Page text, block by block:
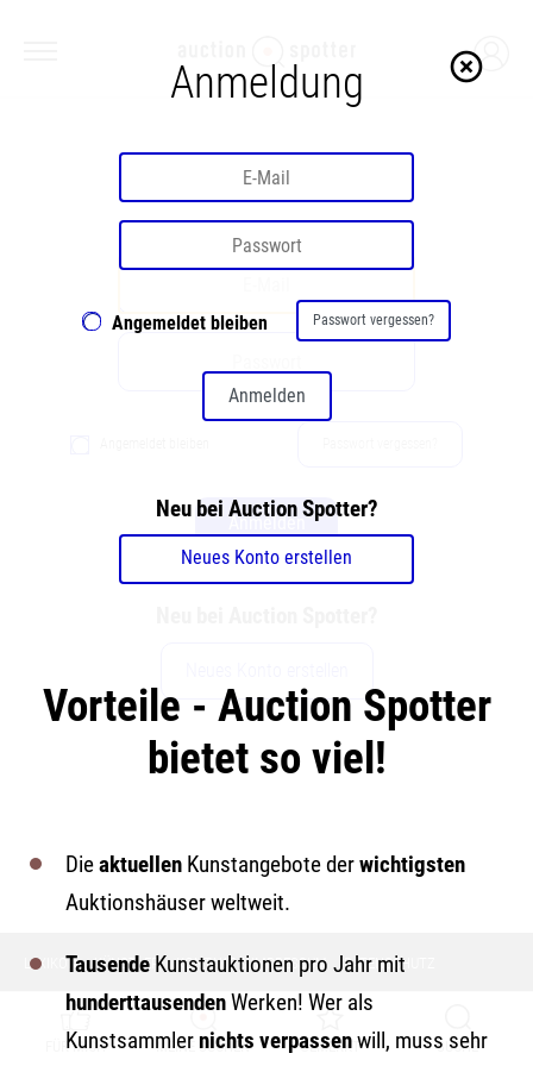
highlight_off
Anmeldung
Angemeldet bleiben Passwort vergessen?
Anmelden
Neu bei Auction Spotter?
Neues Konto erstellen
Vorteile - Auction Spotter
bietet so viel!
Dieaktuellen Kunstangebote derwichtigsten
Auktionshäuser weltweit.
Tausende Kunstauktionen pro Jahr mit
hunderttausendenWerken! Wer als
Kunstsammlernichts verpassenwill, muss sehr
Willkommen
Anmelden
LEXIKON KÜNSTLER KONTAKT & IMPRESSUM DATENSCHUTZ
FÜR MICH MEINE SUCHEN GEMERKT SUCHE